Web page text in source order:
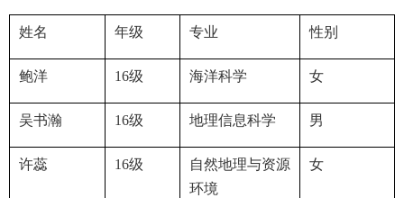
姓名 年级 专业 性别
鲍洋 16级 海洋科学 女
吴书瀚 16级 地理信息科学 男
许蕊 16级
自然地理与资源
环境
女